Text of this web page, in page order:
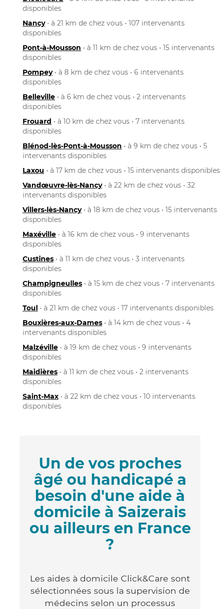
disponibles
Nancy• à 21 km de chez vous • 107 intervenants
disponibles
Pont-à-Mousson • à 11 km de chez vous • 15 intervenants
disponibles
Pompey• à 8 km de chez vous • 6 intervenants
disponibles
Belleville • à 6 km de chez vous • 2 intervenants
disponibles
Frouard • à 10 km de chez vous • 7 intervenants
disponibles
Blénod-lès-Pont-à-Mousson • à 9 km de chez vous • 5
intervenants disponibles
Laxou • à 17 km de chez vous • 15 intervenants disponibles
Vandœuvre-lès-Nancy• à 22 km de chez vous • 32
intervenants disponibles
Villers-lès-Nancy• à 18 km de chez vous • 15 intervenants
disponibles
Maxéville • à 16 km de chez vous • 9 intervenants
disponibles
Custines • à 11 km de chez vous • 3 intervenants
disponibles
Champigneulles • à 15 km de chez vous • 7 intervenants
disponibles
Toul • à 21 km de chez vous • 17 intervenants disponibles
Bouxières-aux-Dames • à 14 km de chez vous • 4
intervenants disponibles
Malzéville • à 19 km de chez vous • 9 intervenants
disponibles
Maidières • à 11 km de chez vous • 2 intervenants
disponibles
Saint-Max • à 22 km de chez vous • 10 intervenants
disponibles
Un de vos proches
âgé ou handicapé a
besoin d'une aide à
domicile à Saizerais
ou ailleurs en France
?
Les aides à domicile Click&Care sont
sélectionnées sous la supervision de
médecins selon un processus